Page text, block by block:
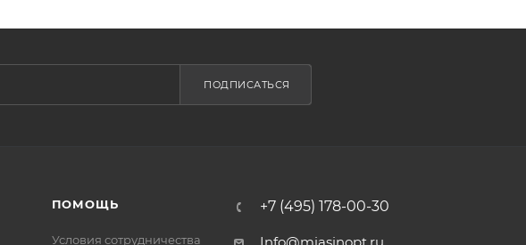
ПОДПИСАТЬСЯ
ПОМОЩЬ
Условия сотрудничества
+7 (495) 178-00-30